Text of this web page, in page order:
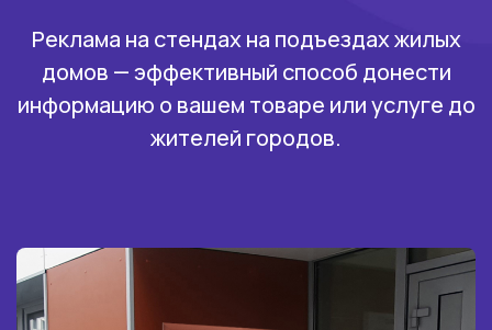
Реклама на стендах на подъездах жилых
домов — эффективный способ донести
информацию о вашем товаре или услуге до
жителей городов.